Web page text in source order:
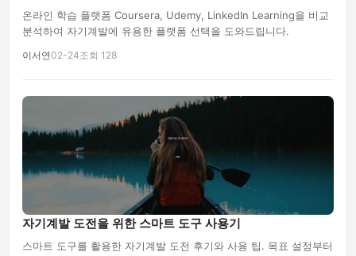
온라인 학습 플랫폼 Coursera, Udemy, LinkedIn Learning을 비교
분석하여 자기계발에 유용한 플랫폼 선택을 도와드립니다.
이서연02-24조회 128
자기계발 도전을 위한 스마트 도구 사용기
스마트 도구를 활용한 자기계발 도전 후기와 사용 팁. 목표 설정부터